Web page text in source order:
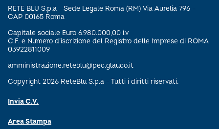
RETE BLU S.p.a - Sede Legale Roma (RM) Via Aurelia 796 –
CAP 00165 Roma
Capitale sociale Euro 6.980.000,00 i.v
C.F. e Numero d’iscrizione del Registro delle Imprese di ROMA
03922811009
amministrazione.reteblu@pec.glauco.it
Copyright 2026 ReteBlu S.p.a - Tutti i diritti riservati.
Invia C.V.
Area Stampa